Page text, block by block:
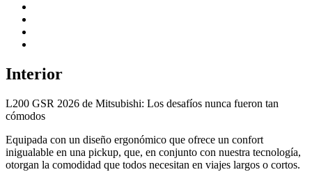
Interior
L200 GSR 2026 de Mitsubishi: Los desafíos nunca fueron tan
cómodos
Equipada con un diseño ergonómico que ofrece un confort
inigualable en una pickup, que, en conjunto con nuestra tecnología,
otorgan la comodidad que todos necesitan en viajes largos o cortos.